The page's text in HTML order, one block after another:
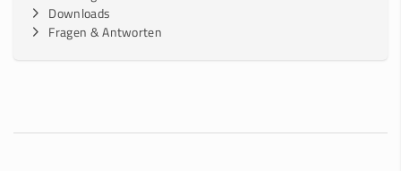
Downloads
Fragen & Antworten